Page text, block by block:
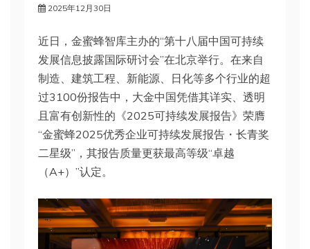
2025年12月30日
近日，金蜜蜂智库主办的“第十八届中国可持续
发展信息披露国际研讨会”在北京举行。在来自
制造、建筑工程、新能源、日化等多个行业的超
过3100份报告中，大金中国凭借其详实、透明
且富有创新性的《2025可持续发展报告》荣膺
“金蜜蜂2025优秀企业可持续发展报告・长青奖
二星级”，其报告质量更获最高等级“卓越
（A+）”认定。